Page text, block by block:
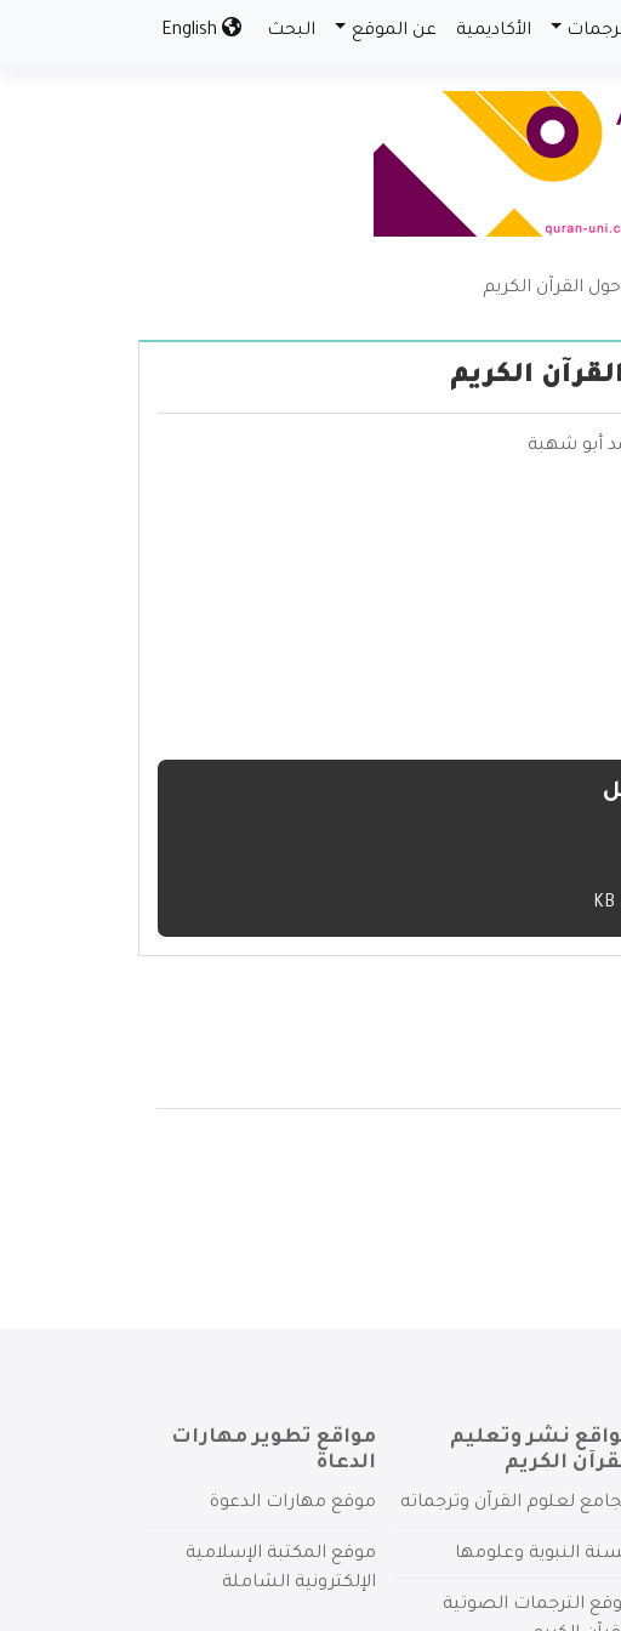
الأكاديمية عن الموقع البحث
القرآن الكريم
الكريم
أبو شهبة
نشر وتعليم
الكريم
لعلوم القرآن وترجماته
النبوية وعلومها
الترجمات الصوتية
مواقع تطوير مهارات
الدعاة
موقع مهارات الدعوة
موقع المكتبة الإسلامية
الإلكترونية الشاملة